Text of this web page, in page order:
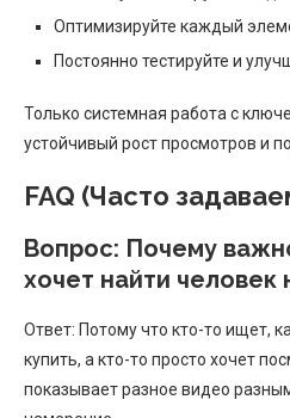
Оптимизируйте каждый
Постоянно тестируйте и
Только системная работа с
устойчивый рост просмотров и
FAQ (Часто
Вопрос: Почему
хочет найти человек
Ответ: Потому что кто-то ищет,
купить, а кто-то просто хочет
показывает разное видео